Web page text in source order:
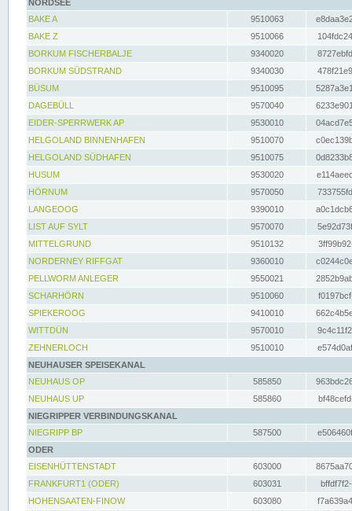
NORDSEE
BAKE A
9510063
BAKE Z
9510066
BORKUM FISCHERBALJE
9340020
BORKUM SÜDSTRAND
9340030
BÜSUM
9510095
DAGEBÜLL
9570040
EIDER-SPERRWERK AP
9530010
HELGOLAND BINNENHAFEN
9510070
HELGOLAND SÜDHAFEN
9510075
HUSUM
9530020
HÖRNUM
9570050
LANGEOOG
9390010
LIST AUF SYLT
9570070
MITTELGRUND
9510132
NORDERNEY RIFFGAT
9360010
PELLWORM ANLEGER
9550021
SCHARHÖRN
9510060
SPIEKEROOG
9410010
WITTDÜN
9570010
ZEHNERLOCH
9510010
NEUHAUSER SPEISEKANAL
NEUHAUS OP
585850
NEUHAUS UP
585860
NIEGRIPPER VERBINDUNGSKANAL
NIEGRIPP BP
587500
ODER
EISENHÜTTENSTADT
603000
FRANKFURT1 (ODER)
603031
HOHENSAATEN-FINOW
603080